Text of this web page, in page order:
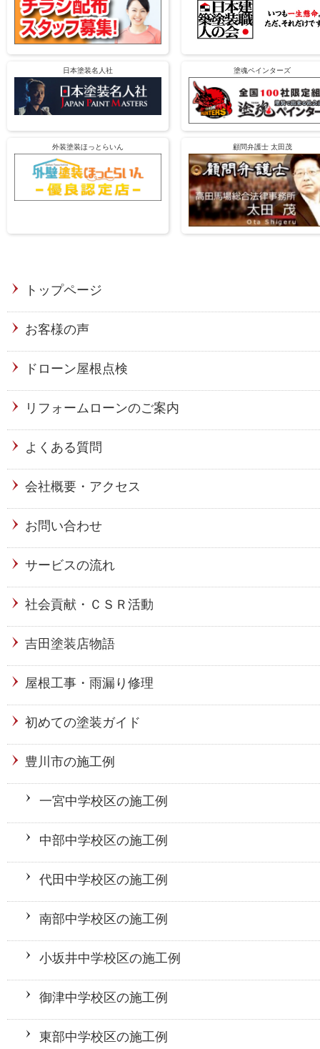
日本塗装名人社 塗魂ペインターズ
外装塗装ほっとらいん 顧問弁護士 太田茂
トップページ
お客様の声
ドローン屋根点検
リフォームローンのご案内
よくある質問
会社概要・アクセス
お問い合わせ
サービスの流れ
社会貢献・ＣＳＲ活動
吉田塗装店物語
屋根工事・雨漏り修理
初めての塗装ガイド
豊川市の施工例
一宮中学校区の施工例
中部中学校区の施工例
代田中学校区の施工例
南部中学校区の施工例
小坂井中学校区の施工例
御津中学校区の施工例
東部中学校区の施工例